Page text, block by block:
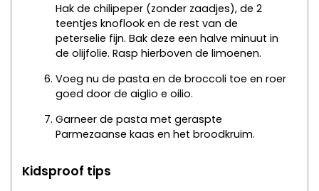
Hak de chilipeper (zonder zaadjes), de 2
teentjes knoflook en de rest van de
peterselie fijn. Bak deze een halve minuut in
de olijfolie. Rasp hierboven de limoenen.
Voeg nu de pasta en de broccoli toe en roer
goed door de aiglio e oilio.
Garneer de pasta met geraspte
Parmezaanse kaas en het broodkruim.
Kidsproof tips